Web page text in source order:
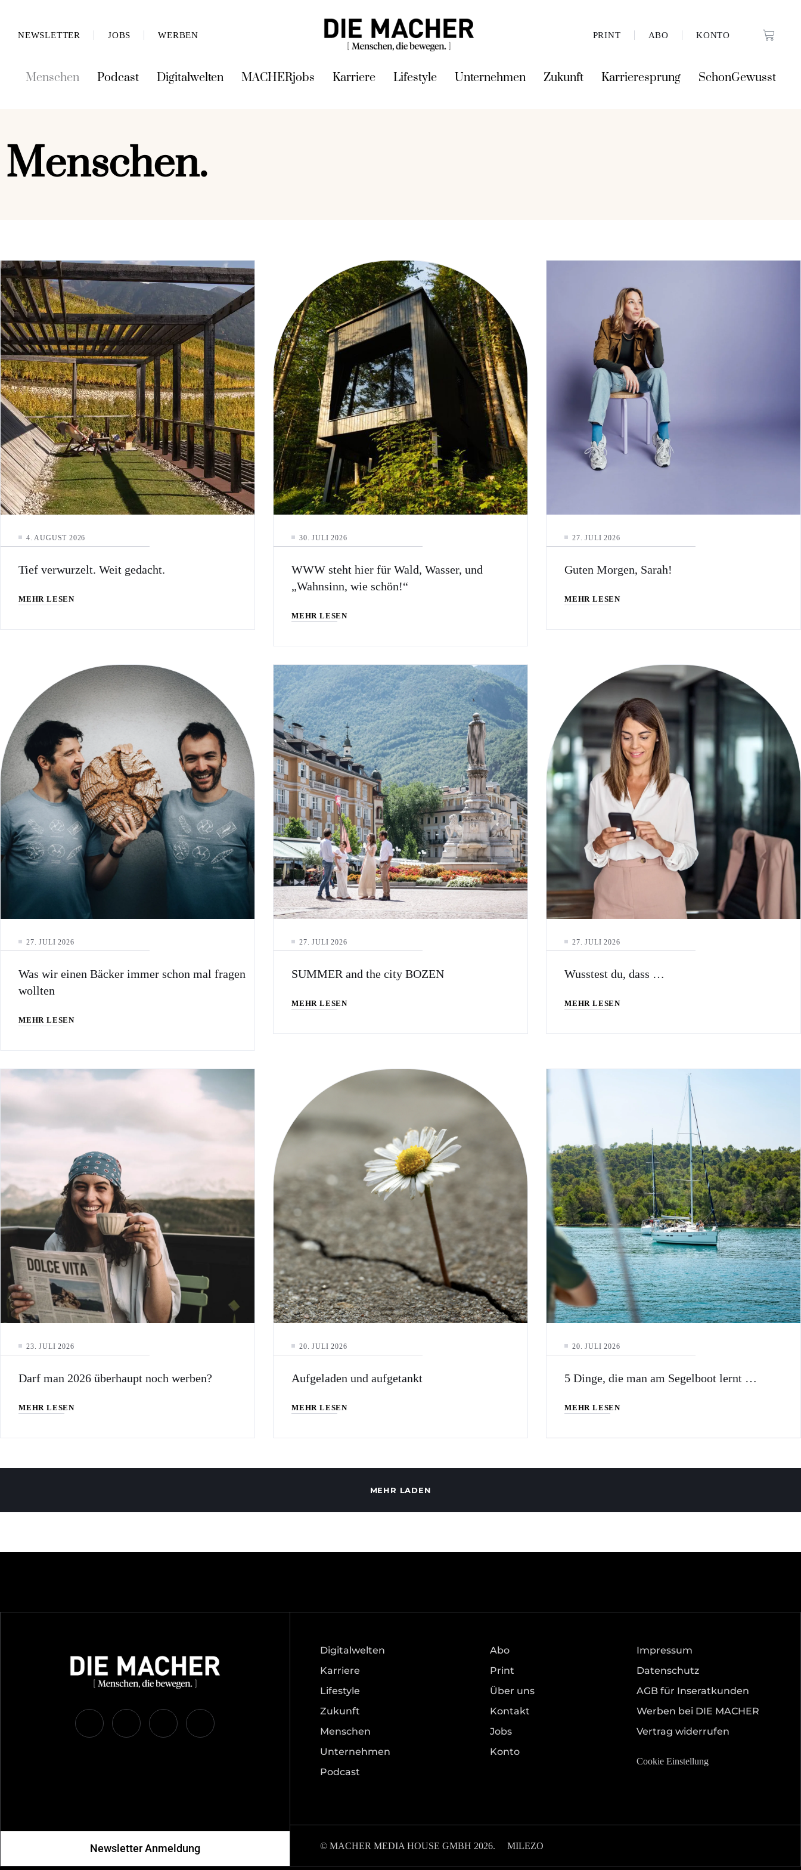
NEWSLETTER JOBS WERBEN PRINT ABO KONTO
Menschen Podcast Digitalwelten MACHERjobs Karriere Lifestyle Unternehmen Zukunft Karrieresprung SchonGewusst
Menschen.
Tief verwurzelt. Weit gedacht.
4. AUGUST 2026
MEHR LESEN
WWW steht hier für Wald, Wasser, und
„Wahnsinn, wie schön!“
30. JULI 2026
MEHR LESEN
Guten Morgen, Sarah!
27. JULI 2026
MEHR LESEN
Was wir einen Bäcker immer schon mal fragen
wollten
27. JULI 2026
MEHR LESEN
SUMMER and the city BOZEN
27. JULI 2026
MEHR LESEN
Wusstest du, dass …
27. JULI 2026
MEHR LESEN
Darf man 2026 überhaupt noch werben?
23. JULI 2026
MEHR LESEN
Aufgeladen und aufgetankt
20. JULI 2026
MEHR LESEN
5 Dinge, die man am Segelboot lernt …
20. JULI 2026
MEHR LESEN
MEHR LADEN
Newsletter Anmeldung
Digitalwelten
Karriere
Lifestyle
Zukunft
Menschen
Unternehmen
Podcast
Abo
Print
Über uns
Kontakt
Jobs
Konto
Impressum
Datenschutz
AGB für Inseratkunden
Werben bei DIE MACHER
Vertrag widerrufen
Cookie Einstellung
© MACHER MEDIA HOUSE GMBH 2026. MILEZO